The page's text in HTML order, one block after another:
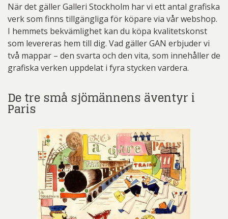
När det gäller Galleri Stockholm har vi ett antal grafiska
verk som finns tillgängliga för köpare via vår webshop.
I hemmets bekvämlighet kan du köpa kvalitetskonst
som levereras hem till dig. Vad gäller GAN erbjuder vi
två mappar – den svarta och den vita, som innehåller de
grafiska verken uppdelat i fyra stycken vardera.
De tre små sjömännens äventyr i
Paris